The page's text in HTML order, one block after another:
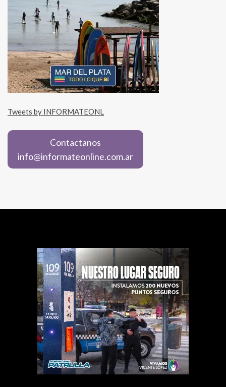
Tweets by INFORMATEONL
Contactanos
info@informateonline.com.ar